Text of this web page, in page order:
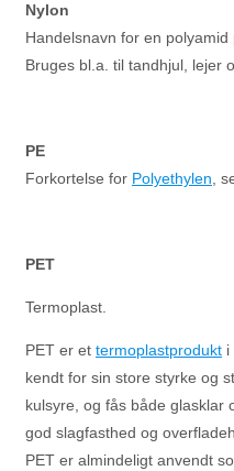
Nylon
Handelsnavn for en polyamid
Bruges bl.a. til tandhjul, lejer
PE
Forkortelse for Polyethylen ,
PET
Termoplast.
PET er et termoplastprodukt i
kendt for sin store styrke og
kulsyre, og fås både glasklar
god slagfasthed og
PET er almindeligt anvendt